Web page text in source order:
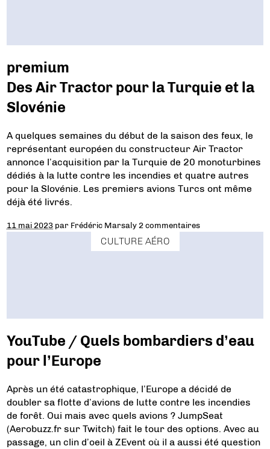
premium
Des Air Tractor pour la Turquie et la
Slovénie
A quelques semaines du début de la saison des feux, le
représentant européen du constructeur Air Tractor
annonce l’acquisition par la Turquie de 20 monoturbines
dédiés à la lutte contre les incendies et quatre autres
pour la Slovénie. Les premiers avions Turcs ont même
déjà été livrés.
11 mai 2023 par Frédéric Marsaly 2 commentaires
CULTURE AÉRO
YouTube / Quels bombardiers d’eau
pour l’Europe
Après un été catastrophique, l’Europe a décidé de
doubler sa flotte d’avions de lutte contre les incendies
de forêt. Oui mais avec quels avions ? JumpSeat
(Aerobuzz.fr sur Twitch) fait le tour des options. Avec au
passage, un clin d’oeil à ZEvent où il a aussi été question